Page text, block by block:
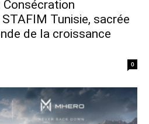
Consécration
Tunisie, sacrée
de la croissance
0